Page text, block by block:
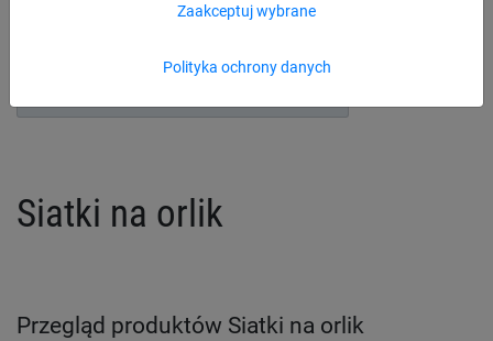
Polityka ochrony danych
Zaakceptuj wybrane
Siatki na orlik
Przegląd produktów Siatki na orlik